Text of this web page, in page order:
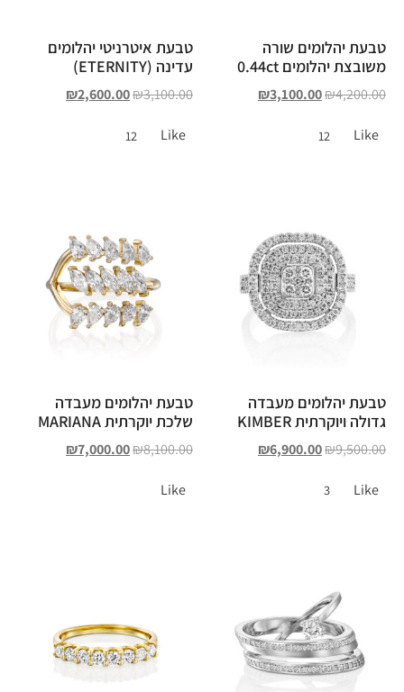
טבעת יהלומים שורה
משובצת יהלומים 0.44ct
₪4,200.00
₪3,100.00
Like
12
טבעת איטרניטי יהלומים
עדינה (ETERNITY)
₪3,100.00
₪2,600.00
Like
12
טבעת יהלומים מעבדה
גדולה ויוקרתית KIMBER
₪9,500.00
₪6,900.00
Like
3
טבעת יהלומים מעבדה
שלכת יוקרתית MARIANA
₪8,100.00
₪7,000.00
Like